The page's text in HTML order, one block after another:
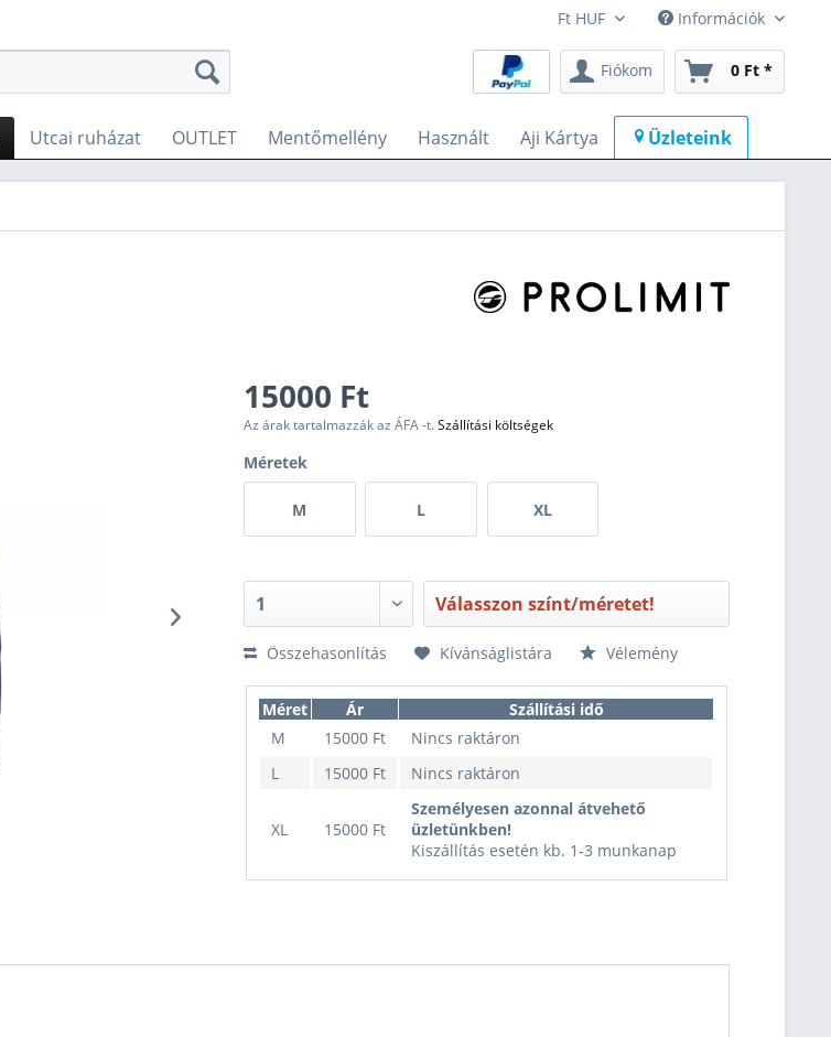
Információk
Fiókom 0 Ft *
Utcai ruházat OUTLET Mentőmellény Használt Aji Kártya Üzleteink
15000 Ft
Az árak tartalmazzák az ÁFA -t.Szállítási költségek
Méretek
M L XL
Válasszon színt/méretet!
Összehasonlítás Kívánságlistára Vélemény
Méret Ár
Szállítási idő
M
15000 Ft
Nincs raktáron
L
15000 Ft Nincs raktáron
XL 15000 Ft
Személyesen azonnal átvehető
üzletünkben!
Kiszállítás esetén kb. 1-3 munkanap